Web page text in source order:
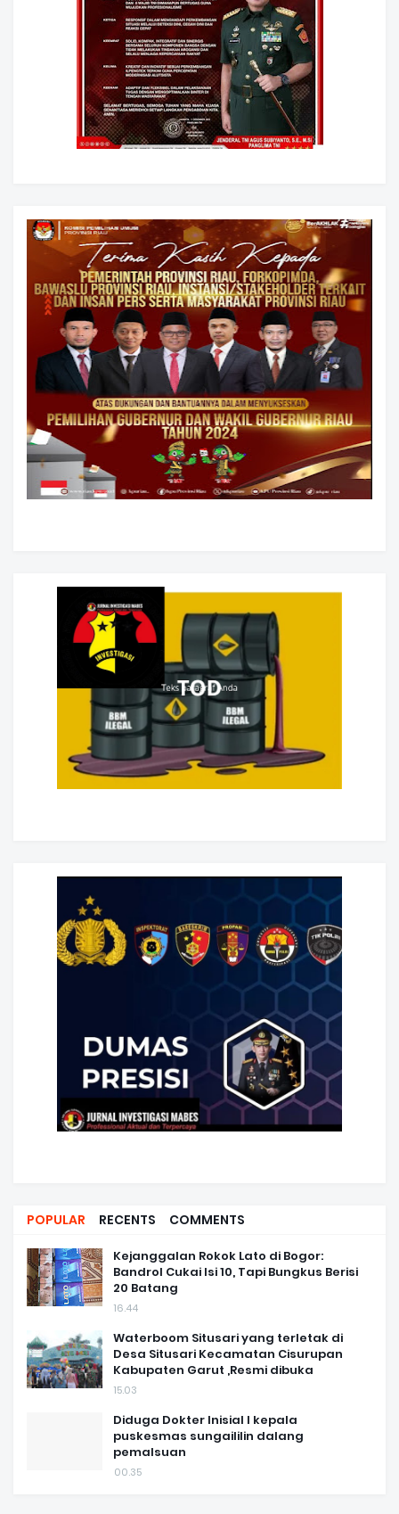
POPULAR RECENTS COMMENTS
Kejanggalan Rokok Lato di Bogor:
Bandrol Cukai Isi 10, Tapi Bungkus Berisi
20 Batang
16.44
Waterboom Situsari yang terletak di
Desa Situsari Kecamatan Cisurupan
Kabupaten Garut ,Resmi dibuka
15.03
Diduga Dokter Inisial I kepala
puskesmas sungaililin dalang
pemalsuan
00.35